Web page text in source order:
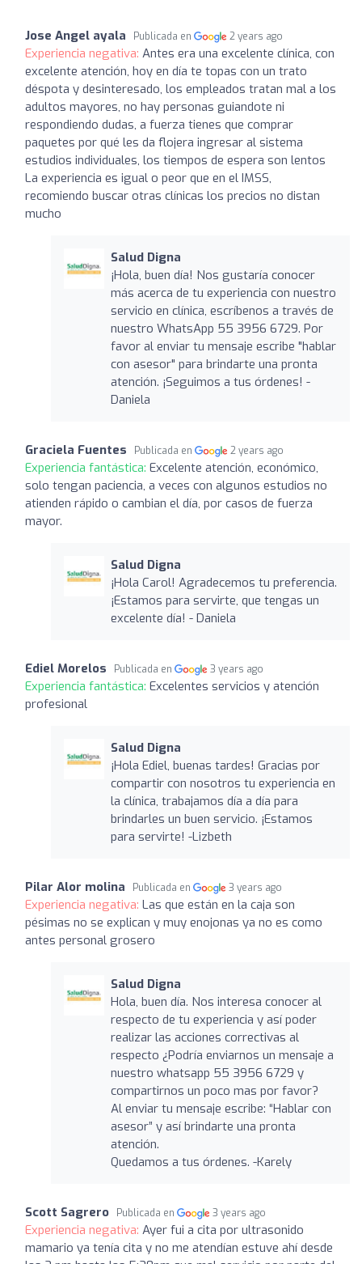
Jose Angel ayala Publicada en 2 years ago
Experiencia negativa: Antes era una excelente clínica, con
excelente atención, hoy en día te topas con un trato
déspota y desinteresado, los empleados tratan mal a los
adultos mayores, no hay personas guiandote ni
respondiendo dudas, a fuerza tienes que comprar
paquetes por qué les da flojera ingresar al sistema
estudios individuales, los tiempos de espera son lentos
La experiencia es igual o peor que en el IMSS,
recomiendo buscar otras clínicas los precios no distan
mucho
Salud Digna
¡Hola, buen día! Nos gustaría conocer
más acerca de tu experiencia con nuestro
servicio en clínica, escríbenos a través de
nuestro WhatsApp 55 3956 6729. Por
favor al enviar tu mensaje escribe "hablar
con asesor" para brindarte una pronta
atención. ¡Seguimos a tus órdenes! -
Daniela
Graciela Fuentes Publicada en 2 years ago
Experiencia fantástica: Excelente atención, económico,
solo tengan paciencia, a veces con algunos estudios no
atienden rápido o cambian el día, por casos de fuerza
mayor.
Salud Digna
¡Hola Carol! Agradecemos tu preferencia.
¡Estamos para servirte, que tengas un
excelente día! - Daniela
Ediel Morelos Publicada en 3 years ago
Experiencia fantástica: Excelentes servicios y atención
profesional
Salud Digna
¡Hola Ediel, buenas tardes! Gracias por
compartir con nosotros tu experiencia en
la clínica, trabajamos día a día para
brindarles un buen servicio. ¡Estamos
para servirte! -Lizbeth
Pilar Alor molina Publicada en 3 years ago
Experiencia negativa: Las que están en la caja son
pésimas no se explican y muy enojonas ya no es como
antes personal grosero
Salud Digna
Hola, buen día. Nos interesa conocer al
respecto de tu experiencia y así poder
realizar las acciones correctivas al
respecto ¿Podría enviarnos un mensaje a
nuestro whatsapp 55 3956 6729 y
compartirnos un poco mas por favor?
Al enviar tu mensaje escribe: “Hablar con
asesor” y así brindarte una pronta
atención.
Quedamos a tus órdenes. -Karely
Scott Sagrero Publicada en 3 years ago
Experiencia negativa: Ayer fui a cita por ultrasonido
mamario ya tenía cita y no me atendían estuve ahí desde